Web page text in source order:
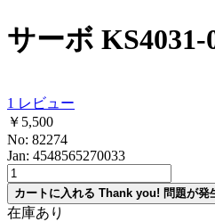
サーボ KS4031-
1 レビュー
￥5,500
No: 82274
Jan: 4548565270033
カートに入れる Thank you! 問題が発
在庫あり